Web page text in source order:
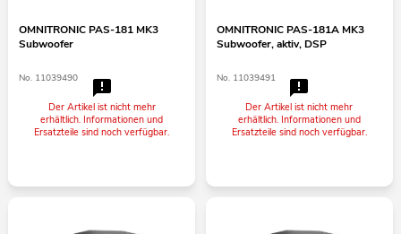
OMNITRONIC PAS-181 MK3
Subwoofer
No. 11039490
Der Artikel ist nicht mehr
erhältlich. Informationen und
Ersatzteile sind noch verfügbar.
OMNITRONIC PAS-181A MK3
Subwoofer, aktiv, DSP
No. 11039491
Der Artikel ist nicht mehr
erhältlich. Informationen und
Ersatzteile sind noch verfügbar.